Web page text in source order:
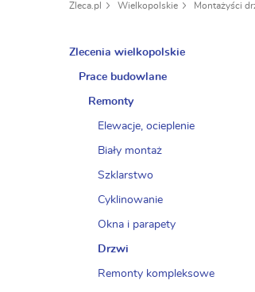
Zleca.pl Wielkopolskie Montażyści
Zlecenia wielkopolskie
Prace budowlane
Remonty
Elewacje, ocieplenie
Biały montaż
Szklarstwo
Cyklinowanie
Okna i parapety
Drzwi
Remonty kompleksowe